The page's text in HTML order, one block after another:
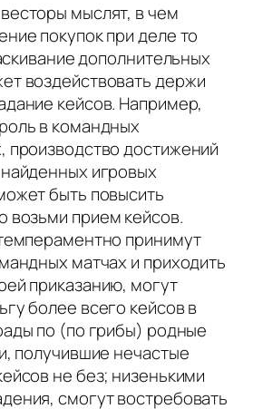
мыслят, в чем
покупок при деле то
дополнительных
воздействовать держи
кейсов. Например,
в командных
производство достижений
игровых
быть повысить
возьми прием кейсов.
принимут
матчах и приходить
приказанию, могут
более всего кейсов в
по (по грибы) родные
получившие нечастые
не без; низенькими
смогут востребовать